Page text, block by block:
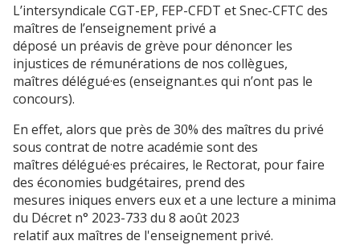
L’intersyndicale CGT-EP, FEP-CFDT et Snec-CFTC des
maîtres de l’enseignement privé a
déposé un préavis de grève pour dénoncer les
injustices de rémunérations de nos collègues,
maîtres délégué·es (enseignant.es qui n’ont pas le
concours).
En effet, alors que près de 30% des maîtres du privé
sous contrat de notre académie sont des
maîtres délégué·es précaires, le Rectorat, pour faire
des économies budgétaires, prend des
mesures iniques envers eux et a une lecture a minima
du Décret n° 2023-733 du 8 août 2023
relatif aux maîtres de l'enseignement privé.